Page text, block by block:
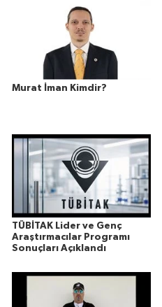
Murat İman Kimdir?
TÜBİTAK Lider ve Genç
Araştırmacılar Programı
Sonuçları Açıklandı